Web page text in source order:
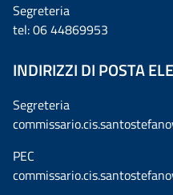
Segreteria
tel: 06 44869953
INDIRIZZI DI POSTA
Segreteria
PEC